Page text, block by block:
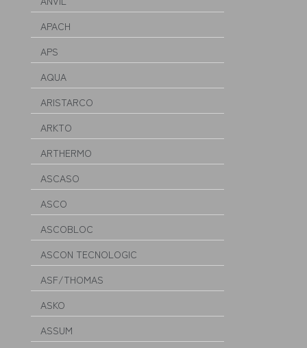
APACH
APS
AQUA
ARISTARCO
ARKTO
ARTHERMO
ASCASO
ASCO
ASCOBLOC
ASCON TECNOLOGIC
ASF/THOMAS
ASKO
ASSUM